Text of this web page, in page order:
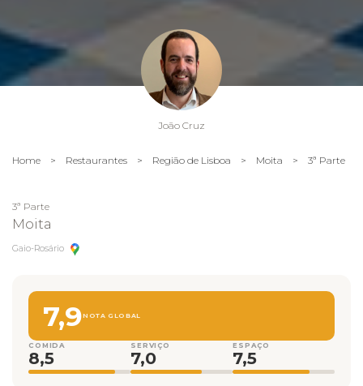
João Cruz
Home > Restaurantes > Região de Lisboa > Moita > 3ª Parte
3ª Parte
Moita
Gaio-Rosário
7,9NOTA GLOBAL
COMIDA
8,5
SERVIÇO
7,0
ESPAÇO
7,5